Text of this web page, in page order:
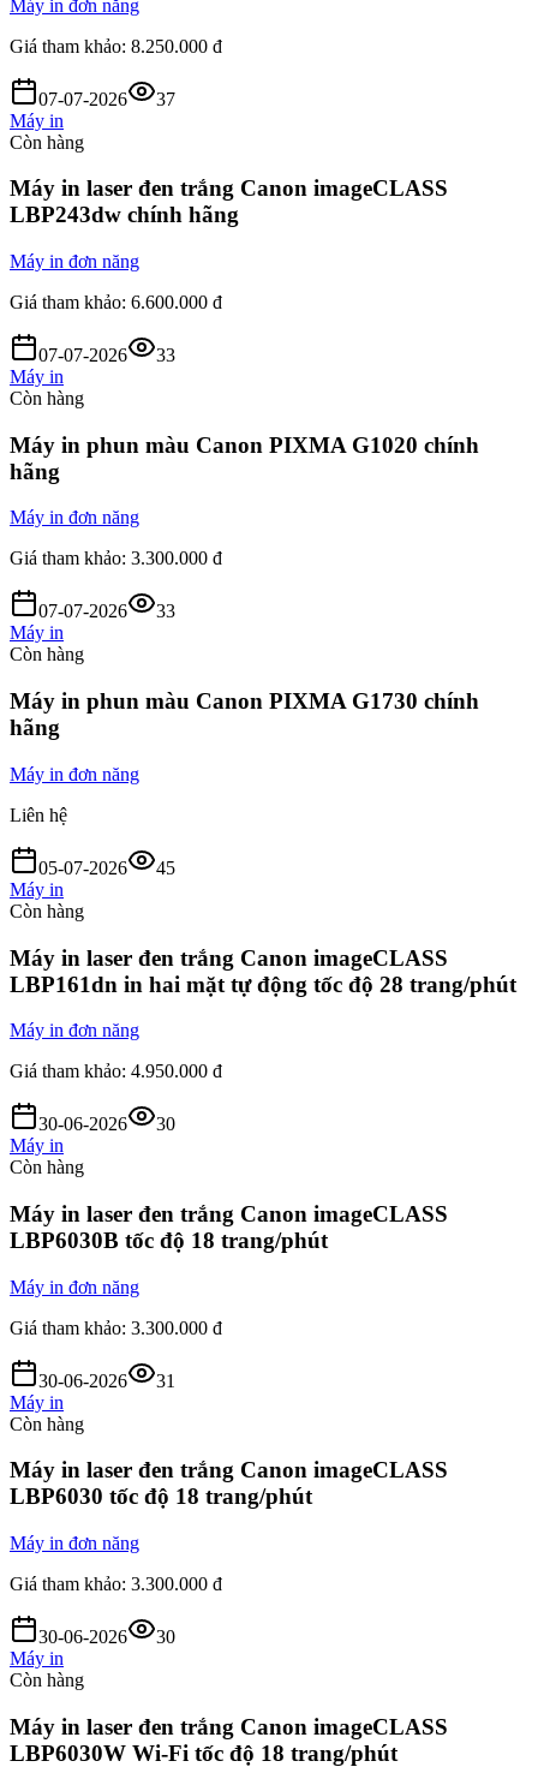
Máy in đơn năng
Giá tham khảo: 8.250.000 đ
07-07-2026
37
Máy in
Còn hàng
Máy in laser đen trắng Canon imageCLASS
LBP243dw chính hãng
Máy in đơn năng
Giá tham khảo: 6.600.000 đ
07-07-2026
33
Máy in
Còn hàng
Máy in phun màu Canon PIXMA G1020 chính
hãng
Máy in đơn năng
Giá tham khảo: 3.300.000 đ
07-07-2026
33
Máy in
Còn hàng
Máy in phun màu Canon PIXMA G1730 chính
hãng
Máy in đơn năng
Liên hệ
05-07-2026
45
Máy in
Còn hàng
Máy in laser đen trắng Canon imageCLASS
LBP161dn in hai mặt tự động tốc độ 28 trang/phút
Máy in đơn năng
Giá tham khảo: 4.950.000 đ
30-06-2026
30
Máy in
Còn hàng
Máy in laser đen trắng Canon imageCLASS
LBP6030B tốc độ 18 trang/phút
Máy in đơn năng
Giá tham khảo: 3.300.000 đ
30-06-2026
31
Máy in
Còn hàng
Máy in laser đen trắng Canon imageCLASS
LBP6030 tốc độ 18 trang/phút
Máy in đơn năng
Giá tham khảo: 3.300.000 đ
30-06-2026
30
Máy in
Còn hàng
Máy in laser đen trắng Canon imageCLASS
LBP6030W Wi-Fi tốc độ 18 trang/phút